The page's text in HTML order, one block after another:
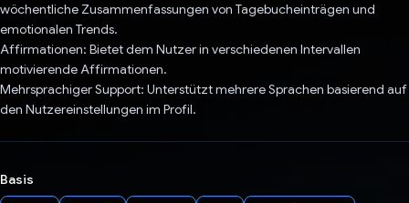
wöchentliche Zusammenfassungen von Tagebucheinträgen und
emotionalen Trends.
Affirmationen: Bietet dem Nutzer in verschiedenen Intervallen
motivierende Affirmationen.
Mehrsprachiger Support: Unterstützt mehrere Sprachen basierend auf
den Nutzereinstellungen im Profil.
Basis